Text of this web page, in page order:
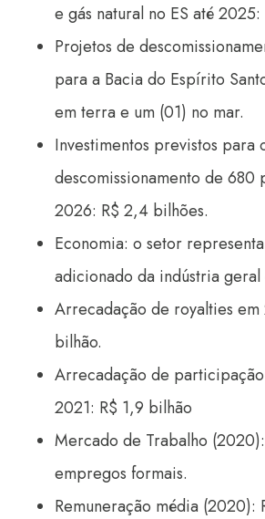
e gás natural no ES até
Projetos de
para a Bacia do Espírito
em terra e um (01) no mar.
Investimentos previstos para
descomissionamento de 680
2026: R$ 2,4 bilhões.
Economia: o setor
adicionado da indústria geral
Arrecadação de royalties em
bilhão.
Arrecadação de
2021: R$ 1,9 bilhão
Mercado de Trabalho
empregos formais.
Remuneração média (2020):